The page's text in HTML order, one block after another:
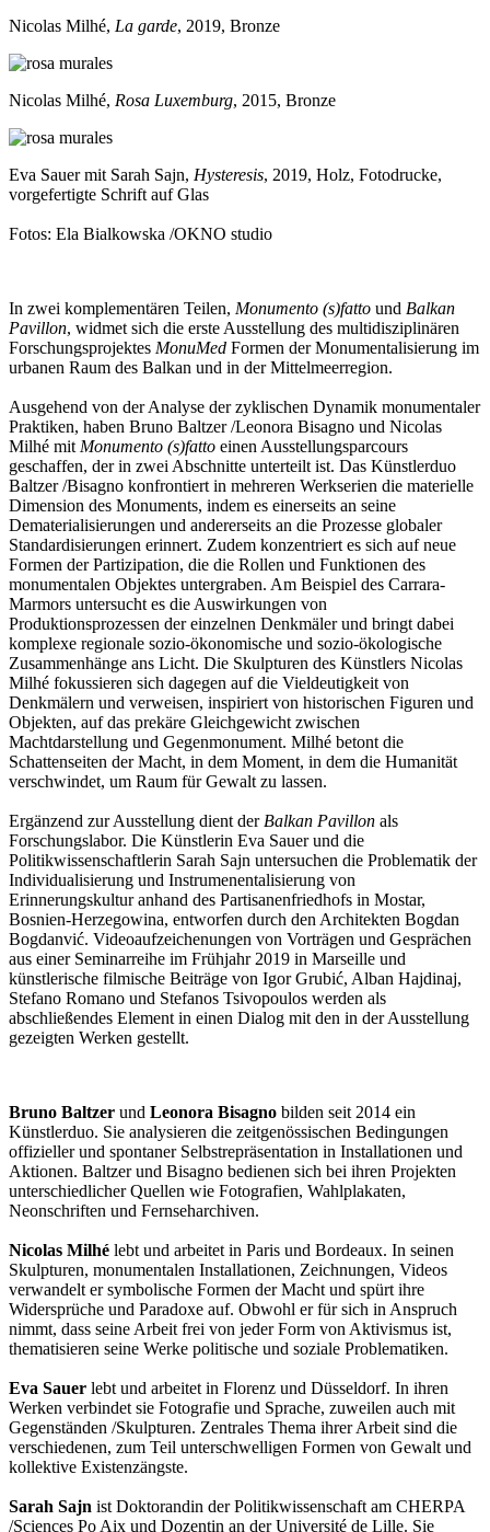
Nicolas Milhé, La garde, 2019, Bronze
Nicolas Milhé, Rosa Luxemburg, 2015, Bronze
Eva Sauer mit Sarah Sajn, Hysteresis, 2019, Holz, Fotodrucke,
vorgefertigte Schrift auf Glas
Fotos: Ela Bialkowska /OKNO studio
In zwei komplementären Teilen, Monumento (s)fatto und Balkan
Pavillon, widmet sich die erste Ausstellung des multidisziplinären
Forschungsprojektes MonuMed Formen der Monumentalisierung im
urbanen Raum des Balkan und in der Mittelmeerregion.
Ausgehend von der Analyse der zyklischen Dynamik monumentaler
Praktiken, haben Bruno Baltzer /Leonora Bisagno und Nicolas
Milhé mitMonumento (s)fatto einen Ausstellungsparcours
geschaffen, der in zwei Abschnitte unterteilt ist. Das Künstlerduo
Baltzer /Bisagno konfrontiert in mehreren Werkserien die materielle
Dimension des Monuments, indem es einerseits an seine
Dematerialisierungen und andererseits an die Prozesse globaler
Standardisierungen erinnert. Zudem konzentriert es sich auf neue
Formen der Partizipation, die die Rollen und Funktionen des
monumentalen Objektes untergraben. Am Beispiel des Carrara-
Marmors untersucht es die Auswirkungen von
Produktionsprozessen der einzelnen Denkmäler und bringt dabei
komplexe regionale sozio-ökonomische und sozio-ökologische
Zusammenhänge ans Licht. Die Skulpturen des Künstlers Nicolas
Milhé fokussieren sich dagegen auf die Vieldeutigkeit von
Denkmälern und verweisen, inspiriert von historischen Figuren und
Objekten, auf das prekäre Gleichgewicht zwischen
Machtdarstellung und Gegenmonument. Milhé betont die
Schattenseiten der Macht, in dem Moment, in dem die Humanität
verschwindet, um Raum für Gewalt zu lassen.
Ergänzend zur Ausstellung dient derBalkan Pavillon als
Forschungslabor. Die Künstlerin Eva Sauer und die
Politikwissenschaftlerin Sarah Sajn untersuchen die Problematik der
Individualisierung und Instrumenentalisierung von
Erinnerungskultur anhand des Partisanenfriedhofs in Mostar,
Bosnien-Herzegowina, entworfen durch den Architekten Bogdan
Bogdanvić. Videoaufzeichenungen von Vorträgen und Gesprächen
aus einer Seminarreihe im Frühjahr 2019 in Marseille und
künstlerische filmische Beiträge von Igor Grubić, Alban Hajdinaj,
Stefano Romano und Stefanos Tsivopoulos werden als
abschließendes Element in einen Dialog mit den in der Ausstellung
gezeigten Werken gestellt.
Bruno Baltzer und Leonora Bisagno bilden seit 2014 ein
Künstlerduo. Sie analysieren die zeitgenössischen Bedingungen
offizieller und spontaner Selbstrepräsentation in Installationen und
Aktionen. Baltzer und Bisagno bedienen sich bei ihren Projekten
unterschiedlicher Quellen wie Fotografien, Wahlplakaten,
Neonschriften und Fernseharchiven.
Nicolas Milhé lebt und arbeitet in Paris und Bordeaux. In seinen
Skulpturen, monumentalen Installationen, Zeichnungen, Videos
verwandelt er symbolische Formen der Macht und spürt ihre
Widersprüche und Paradoxe auf. Obwohl er für sich in Anspruch
nimmt, dass seine Arbeit frei von jeder Form von Aktivismus ist,
thematisieren seine Werke politische und soziale Problematiken.
Eva Sauer lebt und arbeitet in Florenz und Düsseldorf. In ihren
Werken verbindet sie Fotografie und Sprache, zuweilen auch mit
Gegenständen /Skulpturen. Zentrales Thema ihrer Arbeit sind die
verschiedenen, zum Teil unterschwelligen Formen von Gewalt und
kollektive Existenzängste.
Sarah Sajn ist Doktorandin der Politikwissenschaft am CHERPA
/Sciences Po Aix und Dozentin an der Université de Lille. Sie